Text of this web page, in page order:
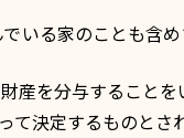
いる家のことも含
産を分与すること
て決定するものとさ